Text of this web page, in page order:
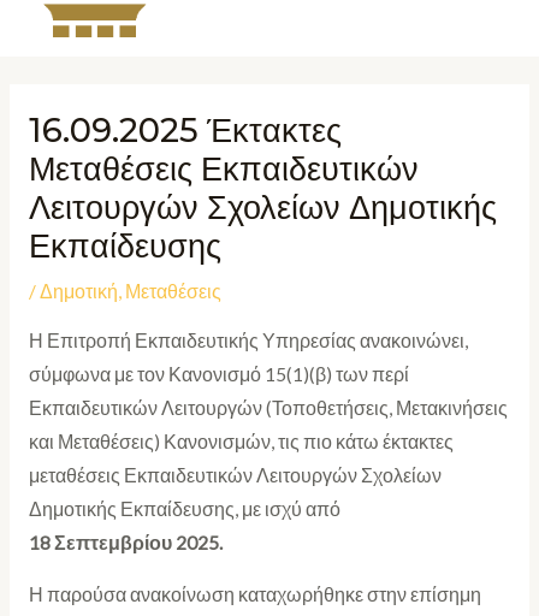
16.09.2025 Έκτακτες
Μεταθέσεις Εκπαιδευτικών
Λειτουργών Σχολείων Δημοτικής
Εκπαίδευσης
/Δημοτική, Μεταθέσεις
Η Επιτροπή Εκπαιδευτικής Υπηρεσίας ανακοινώνει,
σύμφωνα με τον Κανονισμό 15(1)(β) των περί
Εκπαιδευτικών Λειτουργών (Τοποθετήσεις, Μετακινήσεις
και Μεταθέσεις) Κανονισμών, τις πιο κάτω έκτακτες
μεταθέσεις Εκπαιδευτικών Λειτουργών Σχολείων
Δημοτικής Εκπαίδευσης, με ισχύ από
18 Σεπτεμβρίου 2025.
Η παρούσα ανακοίνωση καταχωρήθηκε στην επίσημη